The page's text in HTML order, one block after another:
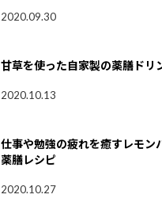
2020.09.30
甘草を使った自家製の薬膳ドリ
2020.10.13
仕事や勉強の疲れを癒すレモン
薬膳レシピ
2020.10.27